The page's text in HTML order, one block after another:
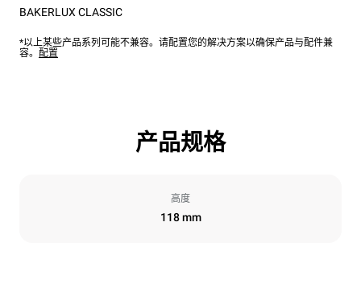
BAKERLUX CLASSIC
*以上某些产品系列可能不兼容。请配置您的解决方案以确保产品与配件兼
容。 配置
产品规格
高度
118 mm